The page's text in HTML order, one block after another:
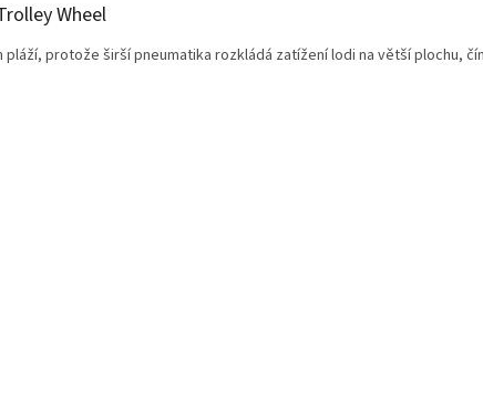
Wheel
protože širší pneumatika rozkládá zatížení lodi na větší plochu,